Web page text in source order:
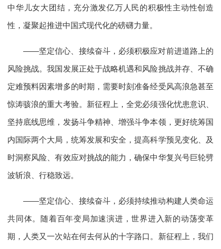
中华儿女大团结，充分激发亿万人民的积极性主动性创造
性，凝聚起推进中国式现代化的磅礴力量。
——坚定信心、接续奋斗，必须积极应对前进道路上的
风险挑战。我国发展正处于战略机遇和风险挑战并存、不确
定难预料因素增多的时期，需要时刻准备经受风高浪急甚至
惊涛骇浪的重大考验。新征程上，全党必须强化忧患意识、
坚持底线思维，发扬斗争精神、增强斗争本领，更好统筹国
内国际两个大局，统筹发展和安全，提高科学预见变化、及
时洞察风险、有效应对挑战的能力，确保中华复兴号巨轮劈
波斩浪、行稳致远。
——坚定信心、接续奋斗，必须持续推动构建人类命运
共同体。随着百年变局加速演进，世界进入新的动荡变革
期，人类又一次站在何去何从的十字路口。新征程上，我们